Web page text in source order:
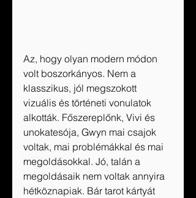
Az, hogy olyan modern módon
volt boszorkányos. Nem a
klasszikus, jól megszokott
vizuális és történeti vonulatok
alkották. Főszereplőnk, Vivi és
unokatesója, Gwyn mai csajok
voltak, mai problémákkal és mai
megoldásokkal. Jó, talán a
megoldásaik nem voltak annyira
hétköznapiak. Bár tarot kártyát